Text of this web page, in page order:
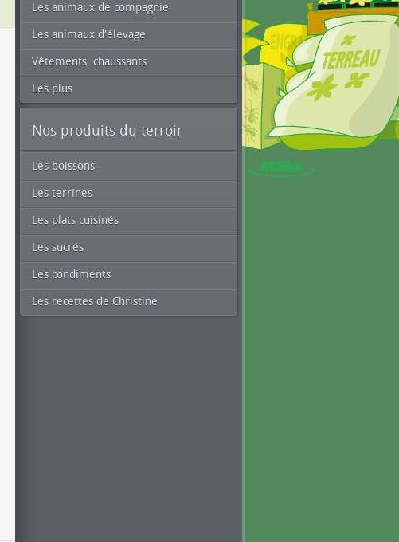
Les animaux de compagnie
Les animaux d'élevage
Vêtements, chaussants
Les plus
Nos produits du terroir
Les boissons
Les terrines
Les plats cuisinés
Les sucrés
Les condiments
Les recettes de Christine